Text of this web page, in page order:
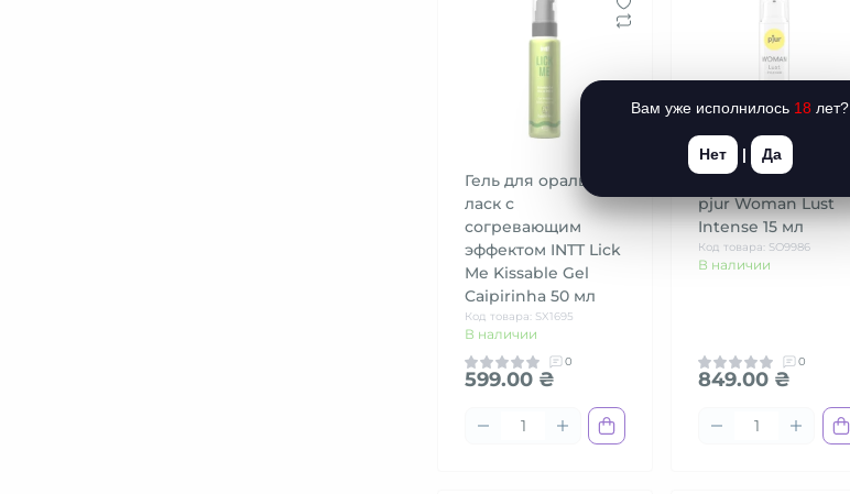
Гель для оральных
ласк с
согревающим
эффектом INTT Lick
Me Kissable Gel
Caipirinha 50 мл
Код товара: SX1695
В наличии
0
599.00 ₴
Жидкий вибратор
pjur Woman Lust
Intense 15 мл
Код товара: SO9986
В наличии
0
849.00 ₴
Вам уже исполнилось 18 лет?
Нет | Да